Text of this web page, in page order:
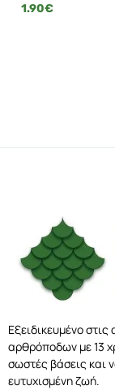
1.90€
Εξειδικευμένο
αρθρόποδων με 13
σωστές βάσεις και
ευτυχισμένη ζωή.